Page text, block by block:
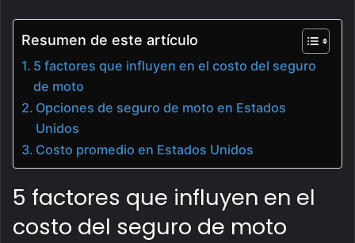
Resumen de este artículo
5 factores que influyen en el costo del seguro
de moto
Opciones de seguro de moto en Estados
Unidos
Costo promedio en Estados Unidos
5 factores que influyen en el
costo del seguro de moto